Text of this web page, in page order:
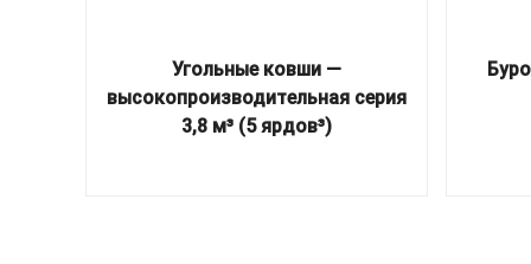
Угольные ковши —
высокопроизводительная серия
3,8 м³ (5 ярдов³)